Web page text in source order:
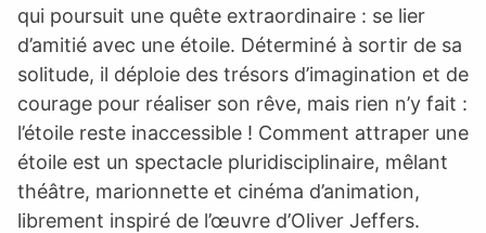
qui poursuit une quête extraordinaire : se lier
d’amitié avec une étoile. Déterminé à sortir de sa
solitude, il déploie des trésors d’imagination et de
courage pour réaliser son rêve, mais rien n’y fait :
l’étoile reste inaccessible ! Comment attraper une
étoile est un spectacle pluridisciplinaire, mêlant
théâtre, marionnette et cinéma d’animation,
librement inspiré de l’œuvre d’Oliver Jeffers.